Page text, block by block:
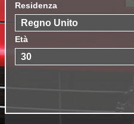
Residenza
Età